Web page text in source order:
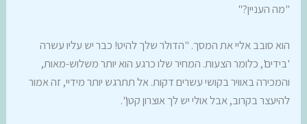
"מה העניין?"
הוא סובב אליי את המסך. "הדולר שלך להיט! כבר יש עליו עשרה
'בידים', כלומר הצעות. המחיר שלו כרגע הוא יותר משלוש-מאות,
והמכירה באוויר בקושי עשרים דקות. אל תתרגש יותר מידיי, זה אמור
להיעצר בקרוב, אבל אולי יש לך אוצרון קטן".